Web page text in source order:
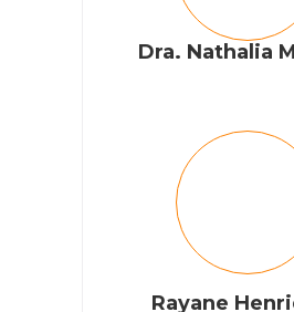
Dra. Nathalia
Rayane